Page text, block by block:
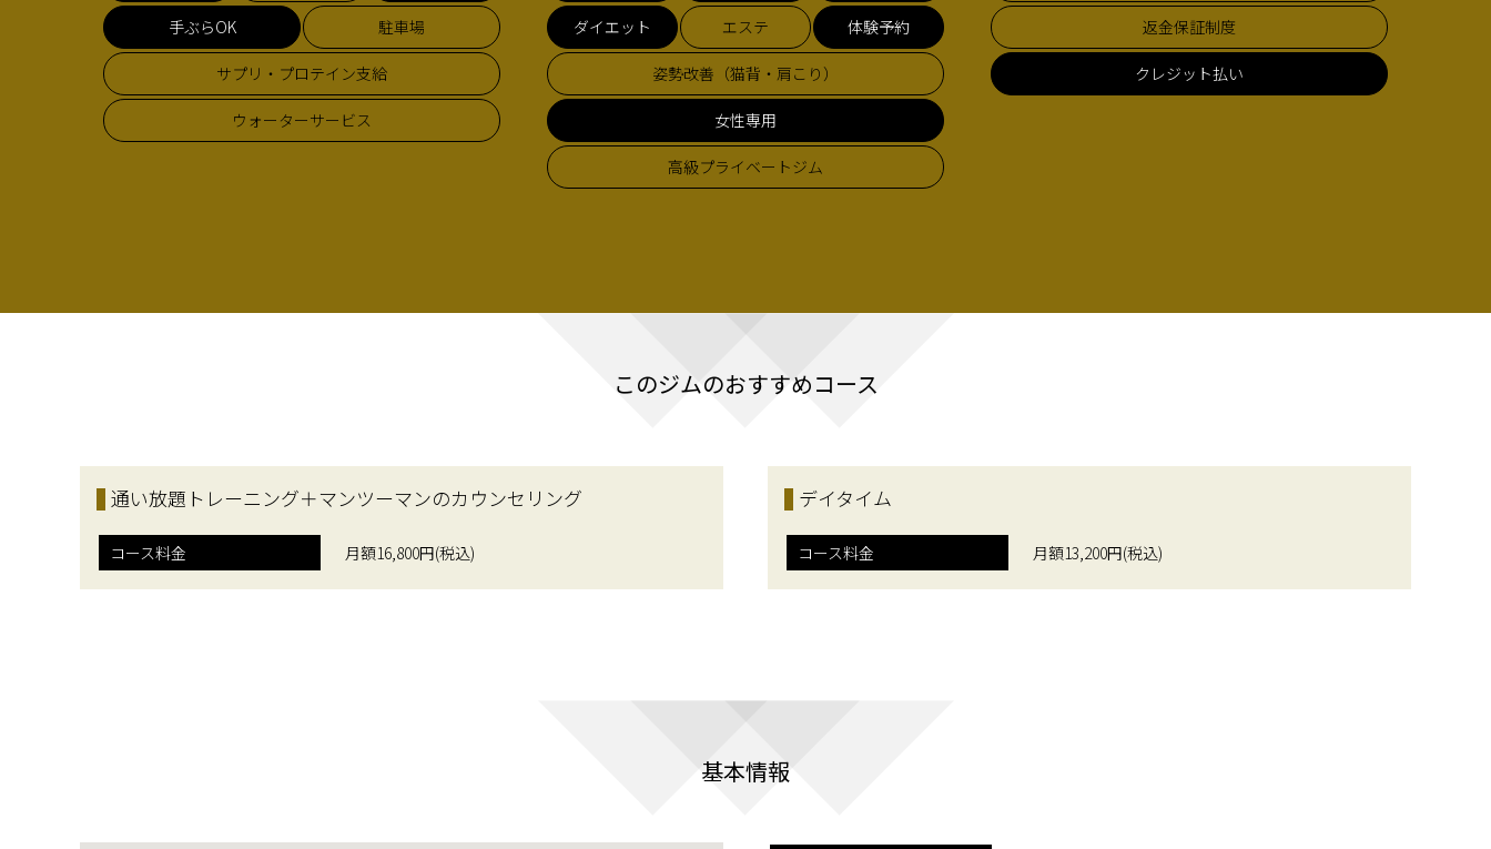
手ぶらOK 駐車場
サプリ・プロテイン支給
ウォーターサービス
ダイエット エステ 体験予約
姿勢改善（猫背・肩こり）
女性専用
高級プライベートジム
返金保証制度
クレジット払い
このジムのおすすめコース
通い放題トレーニング＋マンツーマンのカウンセリング
コース料金 月額16,800円(税込)
デイタイム
コース料金 月額13,200円(税込)
基本情報